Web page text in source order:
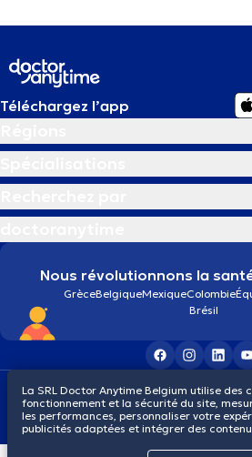
Téléchargez l’app
Nous révolutionnons la
GrèceBelgiqueMexiqueColombie
Brésil
Conditions généralesCookies
© 2026
La SRL Doctor Anytime Belgium utilise des
fonctionnement et la sécurité du site,
les performances, personnaliser votre
publicités adaptées et intégrer des